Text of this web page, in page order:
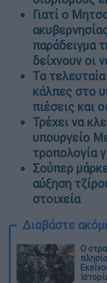
Γιατί ο
παράδειγμα
δείχνουν οι
Τα
κάλπες στο
πιέσεις και
Τρέχει να
υπουργείο
τροπολογία
Σούπερ
αύξηση
στοιχεία
Διαβάστε
O